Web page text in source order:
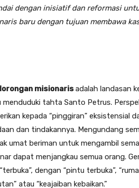
dengan inisiatif dan reformasi
baru dengan tujuan membawa
misionarisadalah landasan
tahta Santo Petrus.
kepada “pinggiran” eksistensial
dan tindakannya. Mengundang
umat beriman untuk mengambil
dapat menjangkau semua orang.
dengan “pintu terbuka”,
atau “keajaiban kebaikan.”